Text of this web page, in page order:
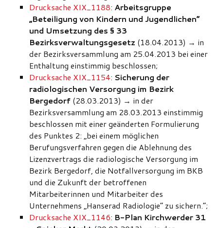
Drucksache XIX_1188: Arbeitsgruppe
„Beteiligung von Kindern und Jugendlichen“
und Umsetzung des § 33
Bezirksverwaltungsgesetz (18.04.2013) → in
der Bezirksversammlung am 25.04.2013 bei einer
Enthaltung einstimmig beschlossen;
Drucksache XIX_1154: Sicherung der
radiologischen Versorgung im Bezirk
Bergedorf (28.03.2013) → in der
Bezirksversammlung am 28.03.2013 einstimmig
beschlossen mit einer geänderten Formulierung
des Punktes 2: „bei einem möglichen
Berufungsverfahren gegen die Ablehnung des
Lizenzvertrags die radiologische Versorgung im
Bezirk Bergedorf, die Notfallversorgung im BKB
und die Zukunft der betroffenen
Mitarbeiterinnen und Mitarbeiter des
Unternehmens „Hanserad Radiologie“ zu sichern.“;
Drucksache XIX_1146: B-Plan Kirchwerder 31